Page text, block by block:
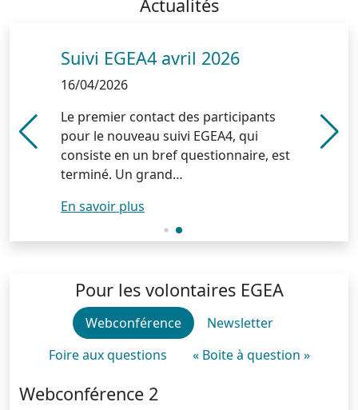
Actualités
Suivi EGEA4 avril 2026
16/04/2026
Le premier contact des participants
pour le nouveau suivi EGEA4, qui
consiste en un bref questionnaire, est
terminé. Un grand…
En savoir plus
Séminaire annuel EGEA 2026
16/04/2026
Le séminaire annuel de la cohorte
EGEA s’est déroulé les 19 et 20 mars
2026 à Montpellier. Cette rencontre
permet,…
En savoir plus
Suivi EGEA4 avril 2026
16/04/2026
Le premier contact des participants
pour le nouveau suivi EGEA4, qui
consiste en un bref questionnaire, est
terminé. Un grand…
En savoir plus
Séminaire annuel EGEA 2026
16/04/2026
Le séminaire annuel de la cohorte
EGEA s’est déroulé les 19 et 20 mars
2026 à Montpellier. Cette rencontre
permet,…
En savoir plus
Pour les volontaires EGEA
Webconférence
Newsletter
Foire aux questions
« Boite à question »
Webconférence 2